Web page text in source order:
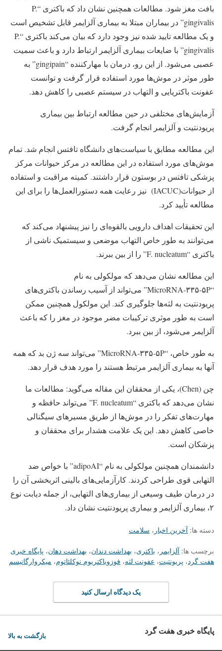
بافت مغز شود. مطالعات همچنین نشان داد که باکتری “P.
gingivalis” در بیماران مبتلا به بیماری آلزایمر قابل تشخیص است
و یک مطالعه تایید شده نیز وجود دارد که بیان می‌کند باکتری “P.
gingivalis” با ضایعات بیماری آلزایمر ارتباط دارد و باعث سمیت
عصبی می‌شود. از این رو، درمان با مهارکننده “gingipain” به
طور موثر در موش‌ها مورد استفاده قرار گرفت و توانست
عفونت‌ باکتریایی و التهاب در سیستم عصبی را کاهش دهد.
آزمایش‌های مختلفی در حین مطالعه ارتباط بین بیماری
پریودنتیت و آلزایمر انجام گرفت.
این مطالعه مطابق با سیاست‌های دانشگاه تافتس انجام شد. تمام
موش‌های مورد استفاده در این مطالعه در مرکز حیوانات مرکز
پزشکی تافتس در بوستون قرار داشتند. کمیته مراقبت و استفاده
از حیوانات(IACUC) نیز رعایت همه دستورالعمل‌ها را برای این
مطالعه تأیید کرد.
این تحقیقات اهداف دارویی بالقوه‌ای را نیز پیشنهاد می‌کند که
می‌توانند به طور خاص التهاب موضعی و سیستمیک ناشی از
باکتری “F. nucleatum” را از بین ببرند.
این مطالعه نشان می‌دهد که مولکولی به نام
“MicroRNA-۳۳۵-۵P” می‌تواند از آسیب رساندن باکتری‌های
پریودنتیت به لثه‌ها جلوگیری کند. این مولکول همچنین ممکن
است به طور موثری ترکیبات مضر موجود در مغز را که باعث
آلزایمر می‌شود، از بین ببرد.
به طور خاص، “MicroRNA-۳۳۵-۵P” می‌تواند سه ژن بد که همه
آنها به بیماری آلزایمر مرتبط هستند را مورد هدف قرار دهد.
چن (Chen)، یکی از محققان این مقاله می‌گوید: مطالعات ما
نشان می‌دهد که باکتری “F. nucleatum” می‌تواند حافظه و
مهارت‌های تفکر را در موش‌ها از طریق مسیرهای سیگنالی
خاصی کاهش دهد. این یک علامت هشدار برای محققان و
پزشکان است.
دانشمندان همچنین مولکولی به نام “adipoAI” با خواص ضد
التهابی قوی طراحی کردند. کارآزمایی‌های بالینی اثربخشی آن را
در درمان طیف وسیعی از بیماری‌های التهابی، از جمله دیابت نوع
۲، بیماری آلزایمر و بیماری پریودنتیت نشان داد.
دسته ها: آخرین اخبار ، سلامت
برچسب ها: آلزایمر ، باکتری، بهداشت دندان، بهداشت دهان، پایگاه خبری
هفت گرد، پریونتیت، عفونت لثه، فوزوباکتریوم نوکلئاتوم، میکروارگانیسم
یک دیدگاه ارسال کنید
پایگاه خبری هفت گرد بازگشت به بالا